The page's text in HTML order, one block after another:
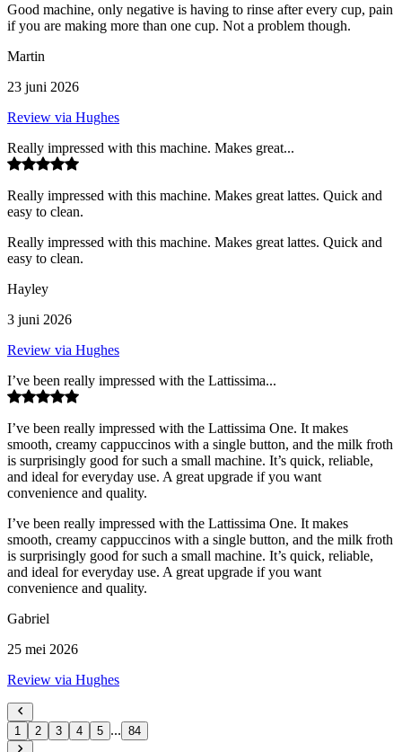
Good machine, only negative is having to rinse after every cup, pain
if you are making more than one cup. Not a problem though.
Martin
23 juni 2026
Review via Hughes
Really impressed with this machine. Makes great...
Really impressed with this machine. Makes great lattes. Quick and
easy to clean.
Really impressed with this machine. Makes great lattes. Quick and
easy to clean.
Hayley
3 juni 2026
Review via Hughes
I’ve been really impressed with the Lattissima...
I’ve been really impressed with the Lattissima One. It makes
smooth, creamy cappuccinos with a single button, and the milk froth
is surprisingly good for such a small machine. It’s quick, reliable,
and ideal for everyday use. A great upgrade if you want
convenience and quality.
I’ve been really impressed with the Lattissima One. It makes
smooth, creamy cappuccinos with a single button, and the milk froth
is surprisingly good for such a small machine. It’s quick, reliable,
and ideal for everyday use. A great upgrade if you want
convenience and quality.
Gabriel
25 mei 2026
Review via Hughes
1 2 3 4 5 ... 84